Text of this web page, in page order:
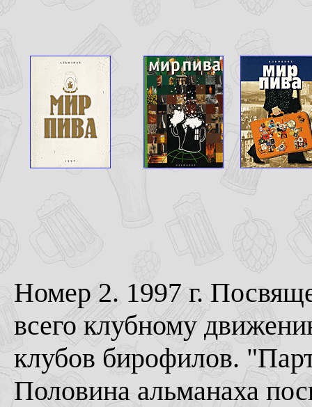
Номер 2. 1997 г.
всего клубному
клубов бирофилов.
Половина альманаха